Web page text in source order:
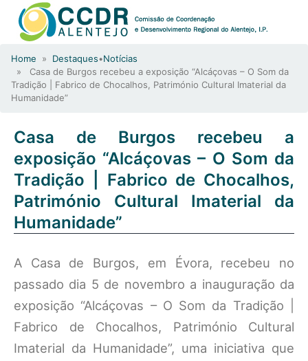
Home » Destaques•Notícias
» Casa de Burgos recebeu a exposição “Alcáçovas – O Som da
Tradição | Fabrico de Chocalhos, Património Cultural Imaterial da
Humanidade”
Casa de Burgos recebeu a
exposição “Alcáçovas – O Som da
Tradição | Fabrico de Chocalhos,
Património Cultural Imaterial da
Humanidade”
A Casa de Burgos, em Évora, recebeu no
passado dia 5 de novembro a inauguração da
exposição “Alcáçovas – O Som da Tradição |
Fabrico de Chocalhos, Património Cultural
Imaterial da Humanidade”, uma iniciativa que